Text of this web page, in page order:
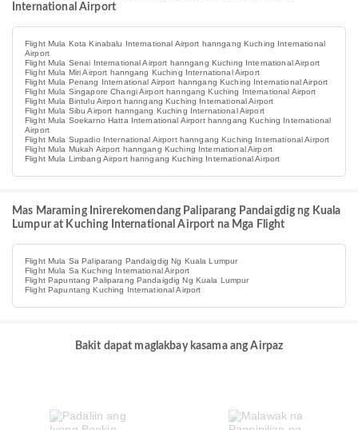
International Airport
Flight Mula Kota Kinabalu International Airport hanngang Kuching International
Airport
Flight Mula Senai International Airport hanngang Kuching International Airport
Flight Mula Miri Airport hanngang Kuching International Airport
Flight Mula Penang International Airport hanngang Kuching International Airport
Flight Mula Singapore Changi Airport hanngang Kuching International Airport
Flight Mula Bintulu Airport hanngang Kuching International Airport
Flight Mula Sibu Airport hanngang Kuching International Airport
Flight Mula Soekarno Hatta International Airport hanngang Kuching International
Airport
Flight Mula Supadio International Airport hanngang Kuching International Airport
Flight Mula Mukah Airport hanngang Kuching International Airport
Flight Mula Limbang Airport hanngang Kuching International Airport
Mas Maraming Inirerekomendang Paliparang Pandaigdig ng Kuala
Lumpur at Kuching International Airport na Mga Flight
Flight Mula Sa Paliparang Pandaigdig Ng Kuala Lumpur
Flight Mula Sa Kuching International Airport
Flight Papuntang Paliparang Pandaigdig Ng Kuala Lumpur
Flight Papuntang Kuching International Airport
Bakit dapat maglakbay kasama ang Airpaz